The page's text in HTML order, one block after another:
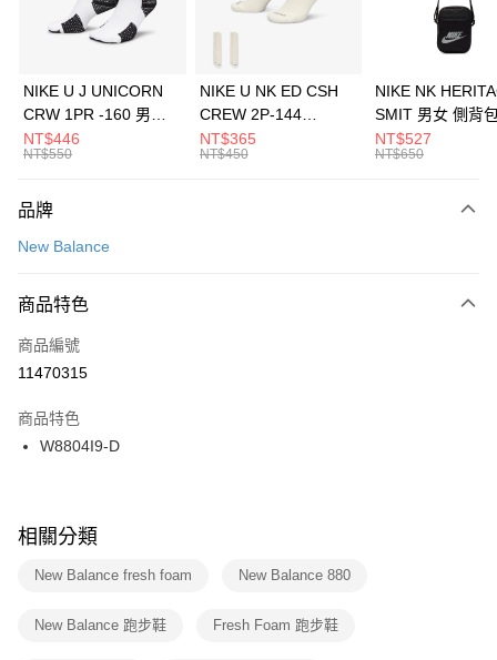
華南商業銀行
彰化商業銀行
上海商業儲蓄銀行
元大商業銀行
台灣樂天信用卡公司
Apple Pay
全盈+PAY
AFTEE先享後付
【關於「AFTEE先享後付」】
便利好安心！
３．安心：先確認商品／服務後，再付款。
【「AFTEE先享後付」結帳流程】
１．於結帳方式選擇「AFTEE先享後付」後，將跳轉至「AFTEE先享後付」
２．訂單成立數日內，您將收到繳費通知簡訊。
３．收到繳費通知簡訊後14天內，點擊此簡訊中的連結，可透過四大超商／
ATM／網路銀行／等多元方式進行付款，方視為交易完成。
※ 交易是否成功請以「AFTEE先享後付 」之結帳頁面顯示為準，若有關於
是否繳費成功／繳費後需取消欲退款等相關疑問，請聯繫「AFTEE先享後付
客戶支援中心」 https://netprotections.freshdesk.com/support/home
１．透過由恩沛科技股份有限公司提供之「AFTEE先享後付」服務完成之交
運送方式
每筆NT$100，滿NT$1,500(含以上)免運費
宅配
每筆NT$100，滿NT$1,500(含以上)免運費
付款後門市自取
每筆NT$100，滿NT$1,500(含以上)免運費
NIKE U J UNICORN
CRW 1PR -160 男女
中統襪 FZ3393100
NT$446
NT$550
NIKE U NK ED CSH
CREW 2P-144
EMBRDY 男女 短統襪
FZ3073133
NT$365
NT$450
NIKE NK
SMIT 男女 側背
BA5871010
NT$527
NT$650
品牌
New Balance
商品特色
商品編號
11470315
商品特色
W8804I9-D
相關分類
New Balance fresh foam New Balance 880
New Balance 跑步鞋 Fresh Foam 跑步鞋